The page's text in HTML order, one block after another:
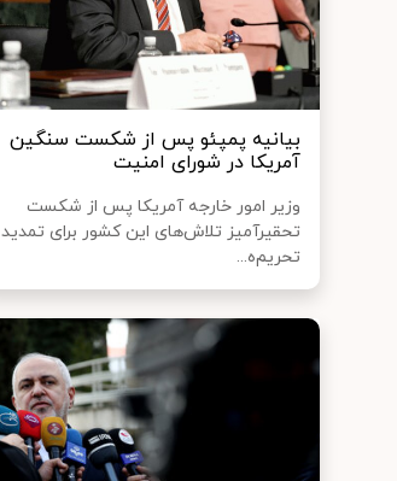
بیانیه پمپئو پس از شکست سنگین
آمریکا در شورای امنیت
وزیر امور خارجه آمریکا پس از شکست
تحقیرآمیز تلاش‌های این کشور برای تمدید
تحریم‌ه...